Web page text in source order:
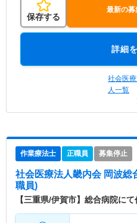
保存する
最新の募
詳細
社会医
人一覧
作業療法士 正職員 募集停止
社会医療法人畿内会 岡波総
職員)
【三重県/伊賀市】総合病院に